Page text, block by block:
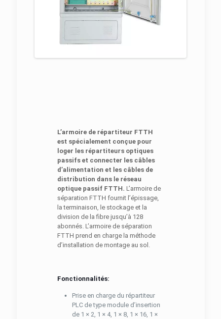
L’armoire de répartiteur FTTH
est spécialement conçue pour
loger les répartiteurs optiques
passifs et connecter les câbles
d’alimentation et les câbles de
distribution dans le réseau
optique passif FTTH. L’armoire de
séparation FTTH fournit l’épissage,
la terminaison, le stockage et la
division de la fibre jusqu’à 128
abonnés. L’armoire de séparation
FTTH prend en charge la méthode
d’installation de montage au sol.
Fonctionnalités:
Prise en charge du répartiteur
PLC de type module d’insertion
de 1 × 2, 1 × 4, 1 × 8, 1 × 16, 1 ×